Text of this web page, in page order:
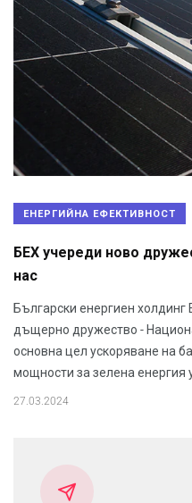
ЕНЕРГИЙНА ЕФЕКТИВНОСТ
БЕХ учереди ново
нас
Български енергиен
дъщерно дружество -
основна цел ускоряване на
мощности за зелена енергия
27.03.2024